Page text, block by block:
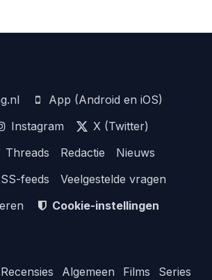
App (Android en iOS)
Instagram
X (Twitter)
Threads Redactie
Nieuws
feeds
Veelgestelde vragen
Cookie-instellingen
Recensies Algemeen Films
Series